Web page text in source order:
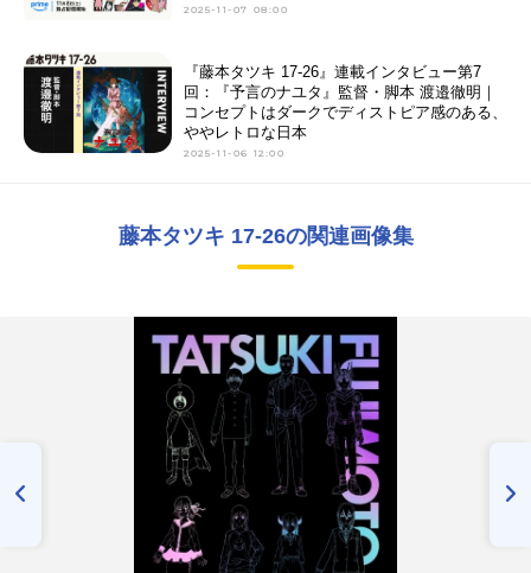
2025-11-07 08:00
『藤本タツキ 17-26』連載インタビュー第7
回：『予言のナユタ』監督・脚本 渡邉徹明｜
コンセプトはダークでディストピア感のある、
ややレトロな日本
2025-11-06 12:00
藤本タツキ 17-26の関連画像集